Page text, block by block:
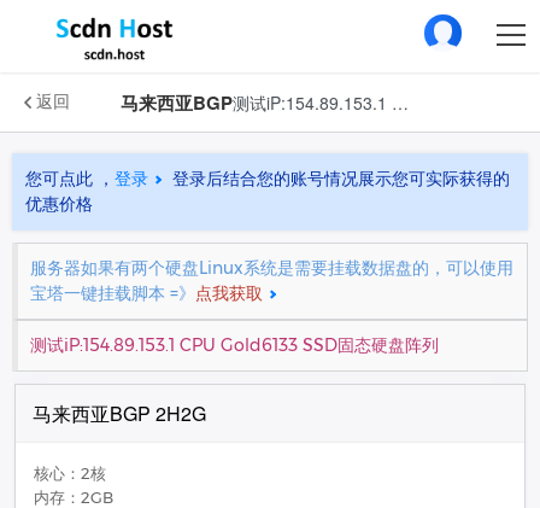
返回 马来西亚BGP 测试iP:154.89.153.1 CPU Gold6133 SSD固态硬盘阵列
您可点此 ， 登录
登录后结合您的账号情况展示您可实际获得的
优惠价格
服务器如果有两个硬盘Linux系统是需要挂载数据盘的，可以使用
宝塔一键挂载脚本 =》 点我获取
测试iP:154.89.153.1 CPU Gold6133 SSD固态硬盘阵列
马来西亚BGP 2H2G
核心：2核
内存：2GB